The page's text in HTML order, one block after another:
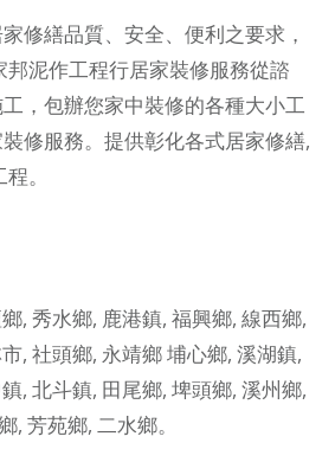
修繕品質、安全、便利之要求，
邦泥作工程行居家裝修服務從諮
，包辦您家中裝修的各種大小工
修服務。提供彰化各式居家修繕,
。
, 秀水鄉, 鹿港鎮, 福興鄉, 線西鄉,
, 社頭鄉, 永靖鄉埔心鄉, 溪湖鎮,
, 北斗鎮, 田尾鄉, 埤頭鄉, 溪州鄉,
, 芳苑鄉, 二水鄉。